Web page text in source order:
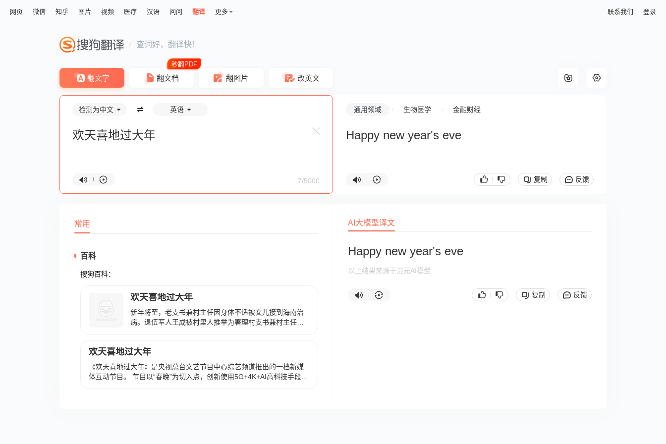
网页 微信 知乎 图片 视频 医疗 汉语 问问 翻译 更多 联系我们 登录
查词好，翻译快！
翻文字 翻文档 翻图片 改英文
检测为中文 英语
7/5000
通用领域 生物医学 金融财经
Happy new year's eve
复制 反馈
常用
百科
搜狗百科：
欢天喜地过大年
新年将至，老支书兼村主任因身体不适被女儿接到海南治
病。退伍军人王成被村里人推举为署理村支书兼村主任。
乐、吉祥、喜庆的新年，王成尽心竭力地为乡民处理各种
问题和对立，但他也饱尝质疑和误解。王成顶住压力，因
人而异、各个击破地寻找处理问题的方法。王成酷爱家园
的情怀、勇于担任的精力和待乡民亲如一家的真情显示了
欢天喜地过大年
《欢天喜地过大年》是央视总台文艺节目中心综艺频道推出的一档新媒
体互动节目。 节目以“春晚”为切入点，创新使用5G+4K+AI高科技手段，
AI大模型译文
Happy new year's eve
以上结果来源于混元AI模型
复制 反馈